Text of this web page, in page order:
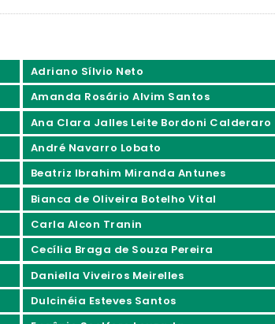
Adriano Sílvio Neto
Amanda Rosário Alvim Santos
Ana Clara Jalles Leite Bordoni Calderaro
André Navarro Lobato
Beatriz Ibrahim Miranda Antunes
Bianca de Oliveira Botelho Vital
Carla Alcon Tranin
Cecília Braga de Souza Pereira
Daniella Viveiros Meirelles
Dulcinéia Esteves Santos